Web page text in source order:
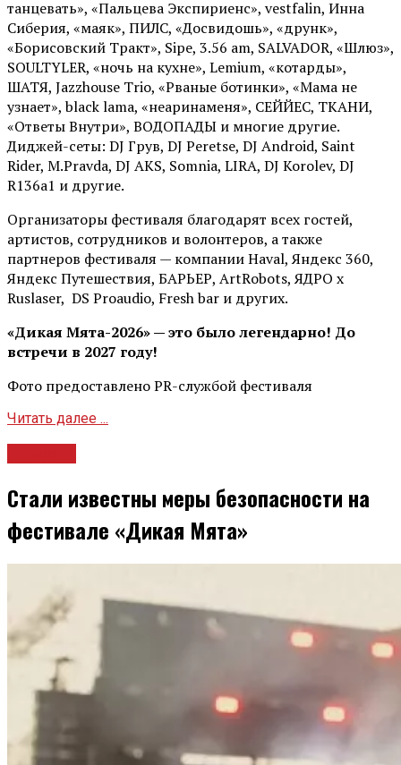
танцевать», «Пальцева Экспириенс», vestfalin, Инна
Сиберия, «маяк», ПИЛС, «Досвидошь», «друнк»,
«Борисовский Тракт», Sipe, 3.56 am, SALVADOR, «Шлюз»,
SOULTYLER, «ночь на кухне», Lemium, «котарды»,
ШАТЯ, Jazzhouse Trio, «Рваные ботинки», «Мама не
узнает», black lama, «неаринаменя», СЕЙЙЕС, ТКАНИ,
«Ответы Внутри», ВОДОПАДЫ и многие другие.
Диджей-сеты: DJ Грув, DJ Peretse, DJ Android, Saint
Rider, М.Pravda, DJ AKS, Somnia, LIRA, DJ Korolev, DJ
R136a1 и другие.
Организаторы фестиваля благодарят всех гостей,
артистов, сотрудников и волонтеров, а также
партнеров фестиваля — компании Haval, Яндекс 360,
Яндекс Путешествия, БАРЬЕР, ArtRobots, ЯДРО х
Ruslaser, DS Proaudio, Fresh bar и других.
«Дикая Мята-2026» — это было легендарно! До
встречи в 2027 году!
Фото предоставлено PR-службой фестиваля
Читать далее ...
Стали известны меры безопасности на
фестивале «Дикая Мята»